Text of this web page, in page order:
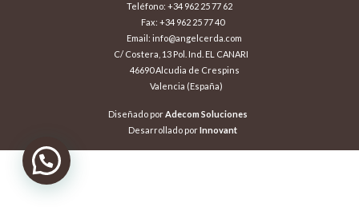
Teléfono: +34 962 25 77 62
Fax: +34 962 25 77 40
Email: info@angelcerda.com
C/ Costera, 13 Pol. Ind. EL CANARI
46690 Alcudia de Crespins
Valencia (España)
Diseñado porAdecom Soluciones
Desarrollado porInnovant